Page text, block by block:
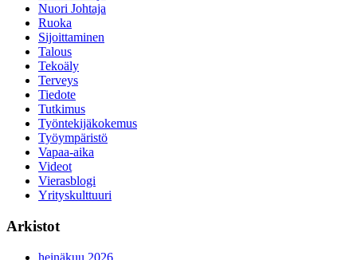
Nuori Johtaja
Ruoka
Sijoittaminen
Talous
Tekoäly
Terveys
Tiedote
Tutkimus
Työntekijäkokemus
Työympäristö
Vapaa-aika
Videot
Vierasblogi
Yrityskulttuuri
Arkistot
heinäkuu 2026